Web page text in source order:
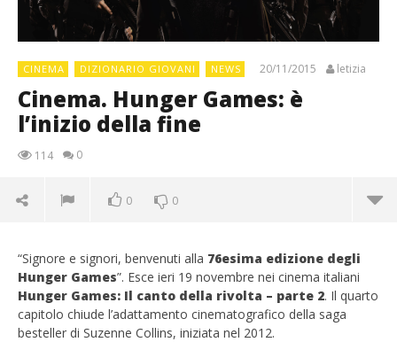
CINEMA DIZIONARIO GIOVANI NEWS 20/11/2015 letizia
Cinema. Hunger Games: è
l’inizio della fine
114 0
0 0
“Signore e signori, benvenuti alla 76esima edizione degli
Hunger Games”. Esce ieri 19 novembre nei cinema italiani
Hunger Games: Il canto della rivolta – parte 2. Il quarto
capitolo chiude l’adattamento cinematografico della saga
besteller di Suzenne Collins, iniziata nel 2012.